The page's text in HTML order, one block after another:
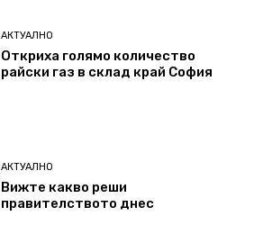
АКТУАЛНО
Откриха голямо количество
райски газ в склад край София
АКТУАЛНО
Вижте какво реши
правителството днес